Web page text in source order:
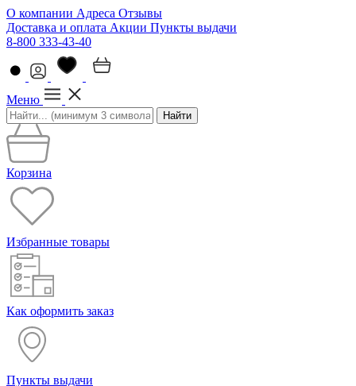
О компании Адреса Отзывы
Доставка и оплата Акции Пункты выдачи
8-800 333-43-40
Меню
Найти
Корзина
Избранные товары
Как оформить заказ
Пункты выдачи